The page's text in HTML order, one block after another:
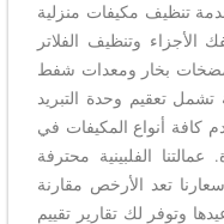
تنظيف مكيفات منزلية
وتنظيف الفلاتر
مضخات بخار ومعدات شفط
تشمل تعقيم وحدة التبريد
كافة أنواع المكيفات في
الفلبينية محترفة
تعد الأرخص مقارنة
وتوفر لك تقارير تقييم